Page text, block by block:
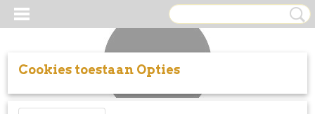
Inloggen Registreren
Cookies toestaan Opties